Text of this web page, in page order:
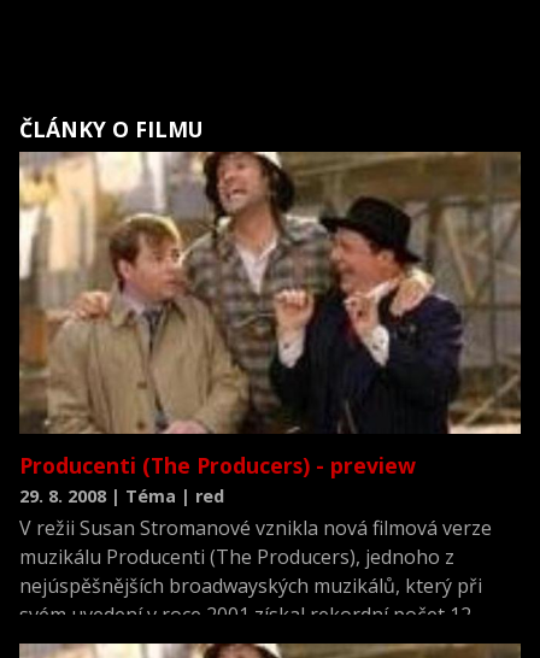
ČLÁNKY O FILMU
Producenti (The Producers) - preview
29. 8. 2008 | Téma | red
V režii Susan Stromanové vznikla nová filmová verze
muzikálu Producenti (The Producers), jednoho z
nejúspěšnějších broadwayských muzikálů, který při
svém uvedení v roce 2001 získal rekordní počet 12
divadelních cen Tony